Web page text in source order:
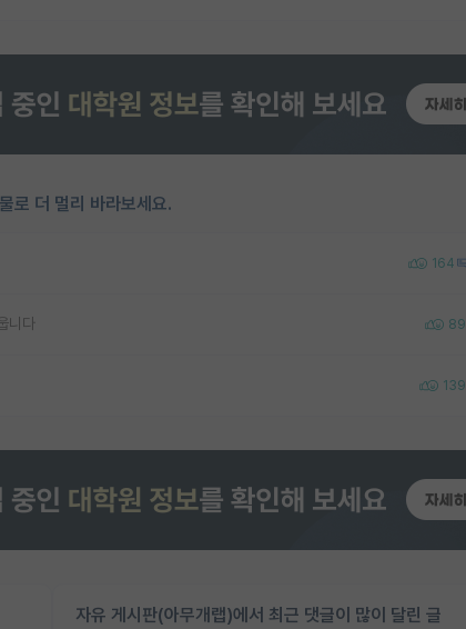
로 더 멀리 바라보세요.
164
니다 89
139
자유 게시판(아무개랩)에서 최근 댓글이 많이 달린 글